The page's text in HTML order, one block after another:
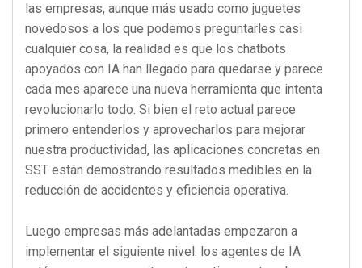
las empresas, aunque más usado como juguetes
novedosos a los que podemos preguntarles casi
cualquier cosa, la realidad es que los chatbots
apoyados con IA han llegado para quedarse y parece
cada mes aparece una nueva herramienta que intenta
revolucionarlo todo. Si bien el reto actual parece
primero entenderlos y aprovecharlos para mejorar
nuestra productividad, las aplicaciones concretas en
SST están demostrando resultados medibles en la
reducción de accidentes y eficiencia operativa.
Luego empresas más adelantadas empezaron a
implementar el siguiente nivel: los agentes de IA